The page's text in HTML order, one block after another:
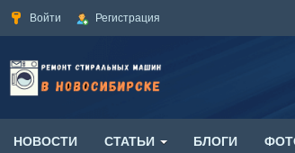
Войти Регистрация
НОВОСТИ СТАТЬИ БЛОГИ